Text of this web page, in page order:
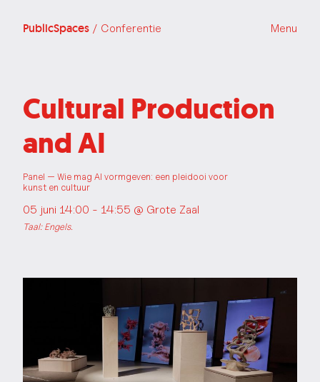
PublicSpaces / Conferentie Menu
Cultural Production
and AI
Panel — Wie mag AI vormgeven: een pleidooi voor
kunst en cultuur
05 juni 14:00 - 14:55 @ Grote Zaal
Taal: Engels.